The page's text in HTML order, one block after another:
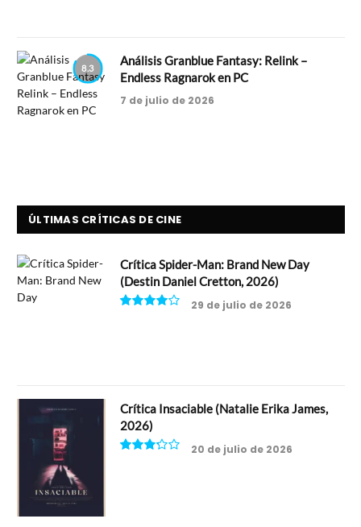
8.3
Análisis Granblue Fantasy: Relink –
Endless Ragnarok en PC
7 de julio de 2026
ÚLTIMAS CRÍTICAS DE CINE
Crítica Spider-Man: Brand New Day
(Destin Daniel Cretton, 2026)
29 de julio de 2026
Crítica Insaciable (Natalie Erika James,
2026)
20 de julio de 2026